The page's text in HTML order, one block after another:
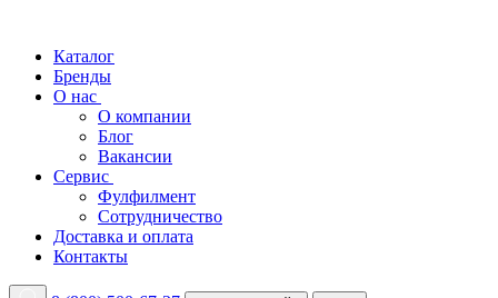
Каталог
Бренды
О нас
О компании
Блог
Вакансии
Сервис
Фулфилмент
Сотрудничество
Доставка и оплата
Контакты